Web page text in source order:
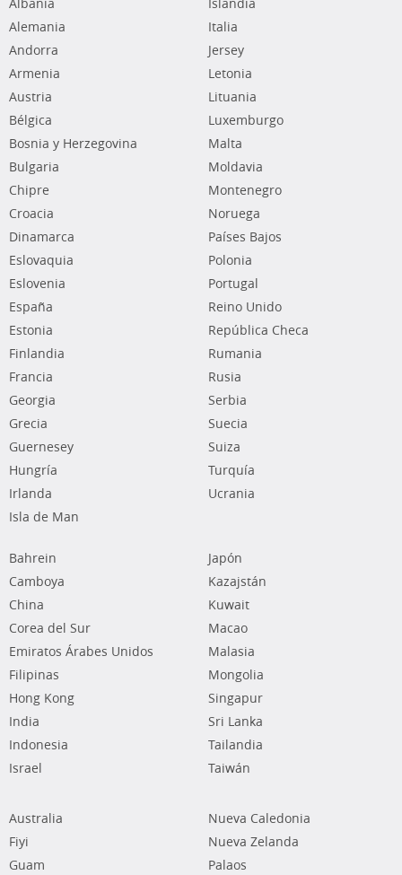
Albania
Alemania
Andorra
Armenia
Austria
Bélgica
Bosnia y Herzegovina
Bulgaria
Chipre
Croacia
Dinamarca
Eslovaquia
Eslovenia
España
Estonia
Finlandia
Francia
Georgia
Grecia
Guernesey
Hungría
Irlanda
Isla de Man
Islandia
Italia
Jersey
Letonia
Lituania
Luxemburgo
Malta
Moldavia
Montenegro
Noruega
Países Bajos
Polonia
Portugal
Reino Unido
República Checa
Rumania
Rusia
Serbia
Suecia
Suiza
Turquía
Ucrania
Bahrein
Camboya
China
Corea del Sur
Emiratos Árabes Unidos
Filipinas
Hong Kong
India
Indonesia
Israel
Japón
Kazajstán
Kuwait
Macao
Malasia
Mongolia
Singapur
Sri Lanka
Tailandia
Taiwán
Australia
Fiyi
Guam
Nueva Caledonia
Nueva Zelanda
Palaos